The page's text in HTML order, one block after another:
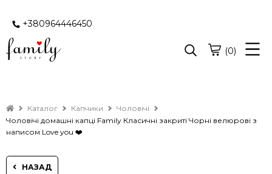
+380964446450
(0)
Каталог Капчики
Чоловічі
Чоловічі домашні капці Family Класичні закриті Чорні велюрові з
написом Love you ❤️
НАЗАД